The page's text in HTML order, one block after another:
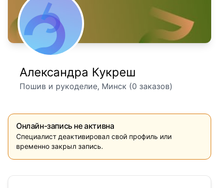
Александра Кукреш
Пошив и рукоделие, Минск (0 заказов)
Онлайн-запись не активна
Специалист деактивировал свой профиль или
временно закрыл запись.